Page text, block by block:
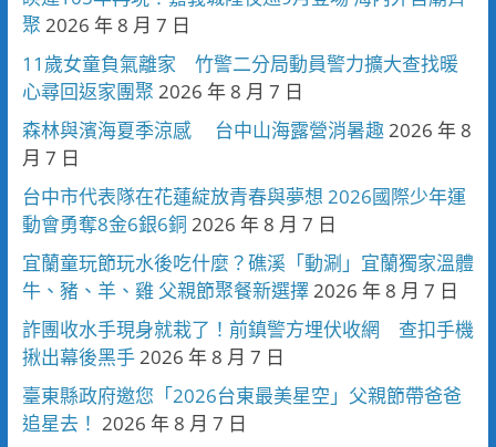
聚 2026 年 8 月 7 日
11歲女童負氣離家 竹警二分局動員警力擴大查找暖
心尋回返家團聚 2026 年 8 月 7 日
森林與濱海夏季涼感 台中山海露營消暑趣 2026 年 8
月 7 日
台中市代表隊在花蓮綻放青春與夢想 2026國際少年運
動會勇奪8金6銀6銅 2026 年 8 月 7 日
宜蘭童玩節玩水後吃什麼？礁溪「動涮」宜蘭獨家溫體
牛、豬、羊、雞 父親節聚餐新選擇 2026 年 8 月 7 日
詐團收水手現身就栽了！前鎮警方埋伏收網 查扣手機
揪出幕後黑手 2026 年 8 月 7 日
臺東縣政府邀您「2026台東最美星空」父親節帶爸爸
追星去！ 2026 年 8 月 7 日